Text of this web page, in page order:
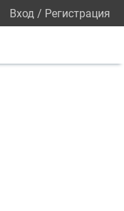
Вход / Регистрация